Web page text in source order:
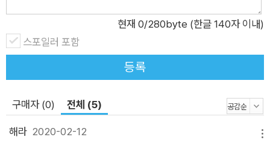
개 수업에 참석하지 못한 보호자들이 각자의 일터에서 잠시 먼 하
늘을 바라본다. 어느 평일의 오전 11시 무렵 풍경이다. 학부모 공
개 수업이라는 소재를 다루면서도 교실 안이 아닌 교실 바깥에 주
목하는 것. 방주현 시인이 지닌 시선의 독특함은 바로 이런 것이
다. 잘 보이지 않는 존재를 넘어, 지금 여기에 함께 있지 않은 존
재에까지 닿는다. 이 시선은 우리로 하여금 왁자지껄한 교실에서
도 전학 간 연우의 빈자리를 바라보게 하고(「전학」) 새로 생긴 치
킨집 얘길 들으면서도 문을 닫고 사라져 버린 가게들을 떠올리게
현재 0/280byte (한글 140자 이내)
스포일러 포함
등록
구매자 (0) 전체 (5)
해라 2020-02-12